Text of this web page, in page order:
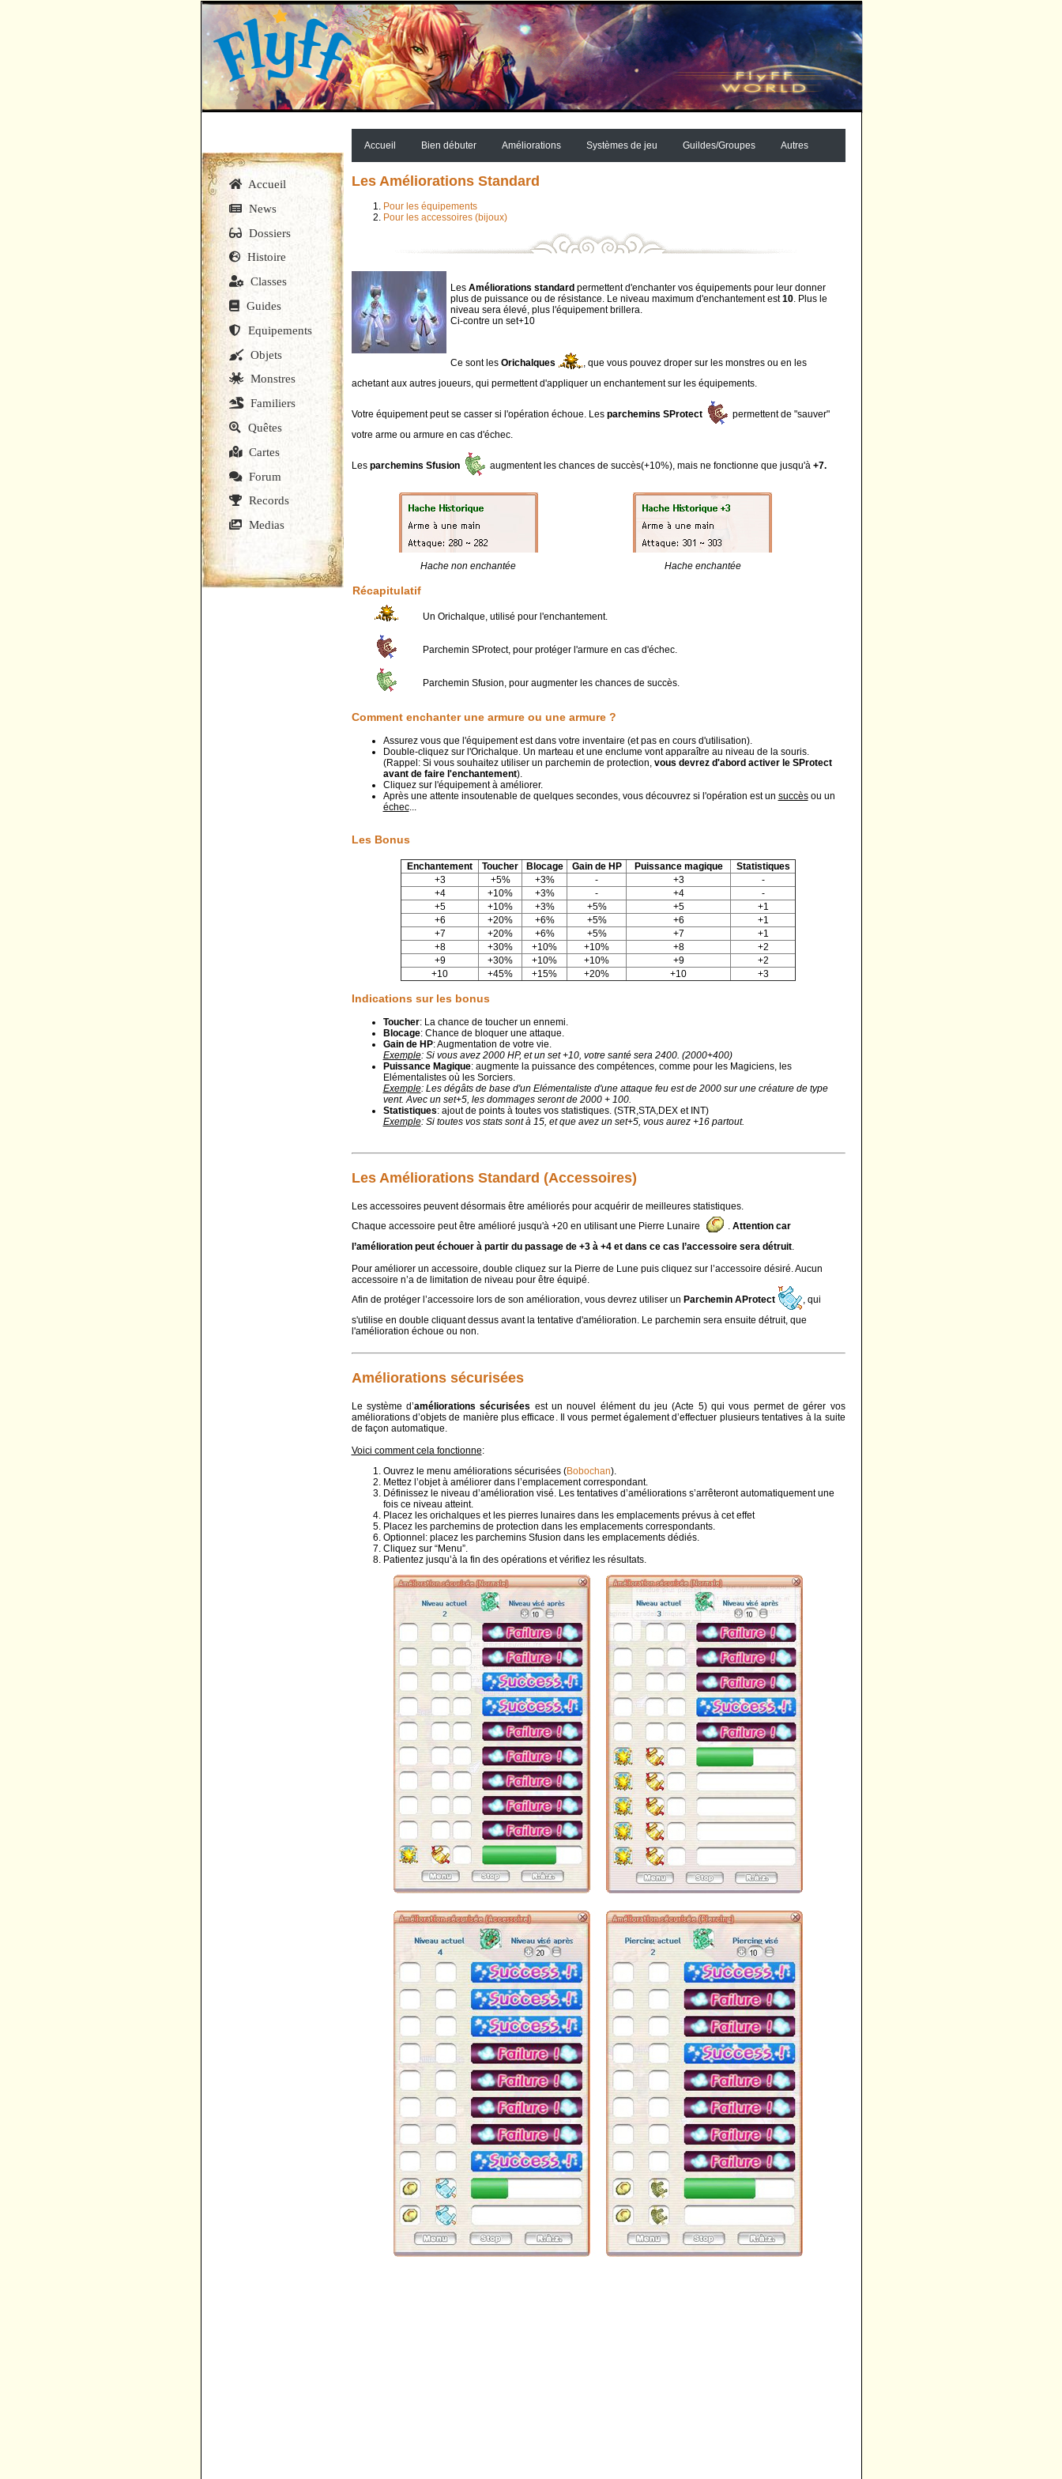
Accueil
News
Dossiers
Histoire
Classes
Guides
Equipements
Objets
Monstres
Familiers
Quêtes
Cartes
Forum
Records
Medias
Accueil Bien débuter Améliorations Systèmes de jeu Guildes/Groupes Autres
Les Améliorations Standard
Pour les équipements
Pour les accessoires (bijoux)
Les Améliorations standard permettent d'enchanter vos équipements pour leur donner
plus de puissance ou de résistance. Le niveau maximum d'enchantement est10. Plus le
niveau sera élevé, plus l'équipement brillera.
Ci-contre un set+10
Ce sont les Orichalques
, que vous pouvez droper sur les monstres ou en les
achetant aux autres joueurs, qui permettent d'appliquer un enchantement sur les équipements.
Votre équipement peut se casser si l'opération échoue. Les parchemins SProtect
permettent de "sauver"
votre arme ou armure en cas d'échec.
Les parchemins Sfusion augmentent les chances de succès(+10%), mais ne fonctionne que jusqu'à +7.
Hache non enchantée Hache enchantée
Récapitulatif
Un Orichalque, utilisé pour l'enchantement.
Parchemin SProtect, pour protéger l'armure en cas d'échec.
Parchemin Sfusion, pour augmenter les chances de succès.
Comment enchanter une armure ou une armure ?
Assurez vous que l'équipement est dans votre inventaire (et pas en cours d'utilisation).
Double-cliquez sur l'Orichalque. Un marteau et une enclume vont apparaître au niveau de la souris.
(Rappel: Si vous souhaitez utiliser un parchemin de protection, vous devrez d'abord activer le SProtect
avant de faire l'enchantement).
Cliquez sur l'équipement à améliorer.
Après une attente insoutenable de quelques secondes, vous découvrez si l'opération est un succèsou un
échec...
Les Bonus
Enchantement Toucher Blocage Gain de HP Puissance magique
Statistiques
+3
+5% +3% - +3
-
+4
+10% +3% - +4
-
+5
+10% +3% +5% +5
+1
+6
+20% +6% +5% +6
+1
+7
+20% +6% +5% +7
+1
+8
+30% +10% +10% +8
+2
+9
+30% +10% +10% +9
+2
+10
+45% +15% +20% +10 +3
Indications sur les bonus
Toucher: La chance de toucher un ennemi.
Blocage: Chance de bloquer une attaque.
Gain de HP: Augmentation de votre vie.
Exemple: Si vous avez 2000 HP, et un set +10, votre santé sera 2400. (2000+400)
Puissance Magique: augmente la puissance des compétences, comme pour les Magiciens, les
Elémentalistes où les Sorciers.
Exemple: Les dégâts de base d'un Elémentaliste d'une attaque feu est de 2000 sur une créature de type
vent. Avec un set+5, les dommages seront de 2000 + 100.
Statistiques: ajout de points à toutes vos statistiques. (STR,STA,DEX et INT)
Exemple: Si toutes vos stats sont à 15, et que avez un set+5, vous aurez +16 partout.
Les Améliorations Standard (Accessoires)
Les accessoires peuvent désormais être améliorés pour acquérir de meilleures statistiques.
Chaque accessoire peut être amélioré jusqu'à +20 en utilisant une Pierre Lunaire
Attention car
l’amélioration peut échouer à partir du passage de +3 à +4 et dans ce cas l’accessoire sera détruit.
Pour améliorer un accessoire, double cliquez sur la Pierre de Lune puis cliquez sur l’accessoire désiré. Aucun
accessoire n’a de limitation de niveau pour être équipé.
Afin de protéger l’accessoire lors de son amélioration, vous devrez utiliser un Parchemin AProtect
, qui
s'utilise en double cliquant dessus avant la tentative d'amélioration. Le parchemin sera ensuite détruit, que
l'amélioration échoue ou non.
Améliorations sécurisées
Le système d’améliorations sécurisées est un nouvel élément du jeu (Acte 5) qui vous permet de gérer vos
améliorations d’objets de manière plus efficace. Il vous permet également d’effectuer plusieurs tentatives à la suite
de façon automatique.
Voici comment cela fonctionne:
Ouvrez le menu améliorations sécurisées (Bobochan).
Mettez l’objet à améliorer dans l’emplacement correspondant.
Définissez le niveau d’amélioration visé. Les tentatives d’améliorations s’arrêteront automatiquement une
fois ce niveau atteint.
Placez les orichalques et les pierres lunaires dans les emplacements prévus à cet effet
Placez les parchemins de protection dans les emplacements correspondants.
Optionnel: placez les parchemins Sfusion dans les emplacements dédiés.
Cliquez sur “Menu”.
Patientez jusqu’à la fin des opérations et vérifiez les résultats.